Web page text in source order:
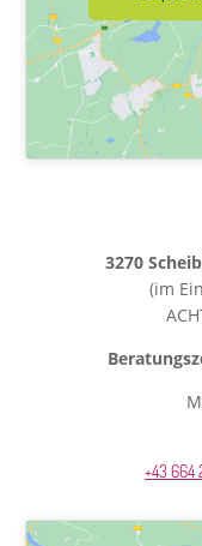
3270
(im
+43 664